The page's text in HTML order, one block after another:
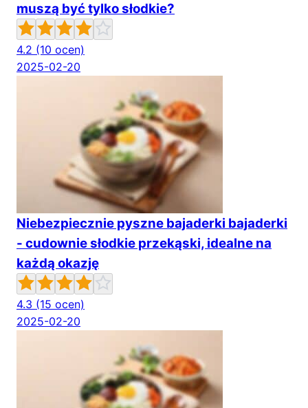
muszą być tylko słodkie?
4.2 (10 ocen)
2025-02-20
Niebezpiecznie pyszne bajaderki bajaderki
- cudownie słodkie przekąski, idealne na
każdą okazję
4.3 (15 ocen)
2025-02-20